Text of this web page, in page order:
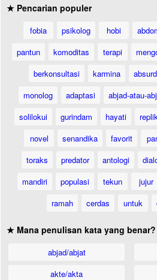
★ Pencarian populer
fobia psikolog hobi
pantun
komoditas terapi
berkonsultasi
karmina absurd
monolog
adaptasi abjad-atau-
solilokui
gurindam hayati
novel
senandika favorit
toraks
predator antologi
mandiri
populasi tekun jujur
ramah
cerdas untuk
★ Mana penulisan kata yang benar?
abjad/abjat
akte/akta